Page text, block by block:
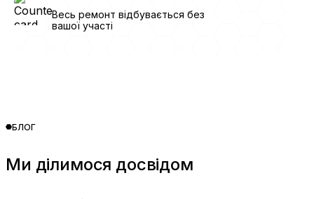
Весь ремонт відбувається без
вашої участі
БЛОГ
Ми ділимося досвідом